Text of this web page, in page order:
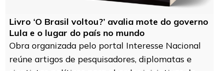
Livro ‘O Brasil voltou?’ avalia mote do governo
Lula e o lugar do país no mundo
Obra organizada pelo portal Interesse Nacional
reúne artigos de pesquisadores, diplomatas e